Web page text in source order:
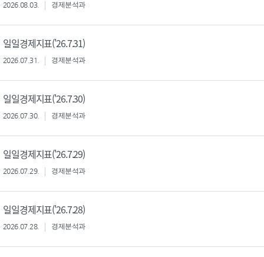
2026.08.03. 경제분석과
일일경제지표('26.7.31)
2026.07.31. 경제분석과
일일경제지표('26.7.30)
2026.07.30. 경제분석과
일일경제지표('26.7.29)
2026.07.29. 경제분석과
일일경제지표('26.7.28)
2026.07.28. 경제분석과